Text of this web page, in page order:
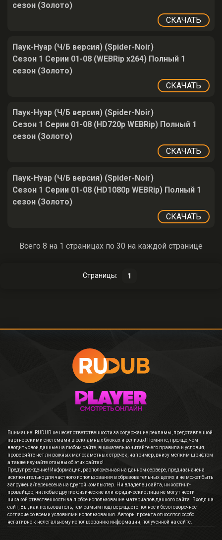
сезон (Золото)
СКАЧАТЬ
Паук-Нуар (Ч/Б версия) (Spider-Noir)
Сезон 1 Серии 01-08 (WEBRip x264) Полный 1
сезон (Золото)
СКАЧАТЬ
Паук-Нуар (Ч/Б версия) (Spider-Noir)
Сезон 1 Серии 01-08 (HD720p WEBRip) Полный 1
сезон (Золото)
СКАЧАТЬ
Паук-Нуар (Ч/Б версия) (Spider-Noir)
Сезон 1 Серии 01-08 (HD1080p WEBRip) Полный 1
сезон (Золото)
СКАЧАТЬ
Всего 8 на 1 страницах по 30 на каждой странице
Страницы: 1
Внимание! RUDUB не несет ответственности за содержание рекламы, представленной
партнёрскими системами в рекламных блоках и релизах! Помните, прежде, чем
вводить свои данные на любом сайте, внимательно читайте его правила и условия,
проверяйте нет ли важных малозаметных строчек, например, внизу мелким шрифтом
а также изучайте отзывы об этих сайтах!
Предупреждение! Информация, расположенная на данном сервере, предназначена
исключительно для частного использования в образовательных целях и не может быть
загружена/перенесена на другой компьютер. Ни владелец сайта, ни хостинг-
провайдер, ни любые другие физические или юридические лица не могут нести
никакой отвественности за любое использование материалов данного сайта. Входя на
сайт, Вы, как пользователь, тем самым подтверждаете полное и безоговорочное
согласие со всеми условиями использования. Авторы проекта относятся особо
негативно к нелегальному использованию информации, полученной на сайте.